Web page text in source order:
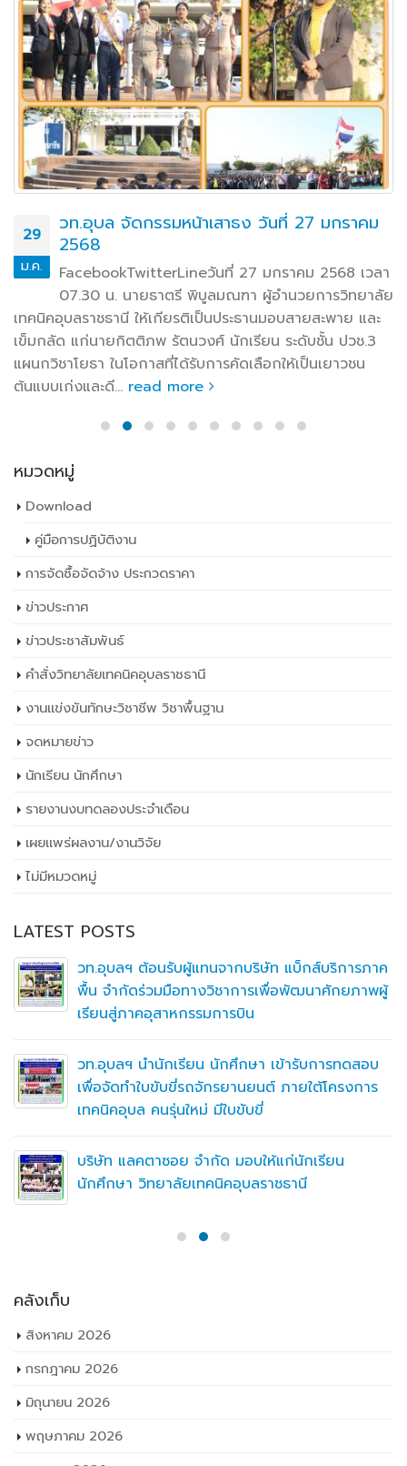
29
ม.ค.
วท.อุบล จัดกรรมหน้าเสาธง วันที่ 27 มกราคม
2568
FacebookTwitterLineวันที่ 27 มกราคม 2568 เวลา
07.30 น. นายธาตรี พิบูลมณฑา ผู้อำนวยการวิทยาลัย
เทคนิคอุบลราชธานี ให้เกียรติเป็นประธานมอบสายสะพาย และ
เข็มกลัด แก่นายกิตติภพ รัตนวงศ์ นักเรียน ระดับชั้น ปวช.3
แผนกวิชาโยธา ในโอกาสที่ได้รับการคัดเลือกให้เป็นเยาวชน
ต้นแบบเก่งและดี... read more
หมวดหมู่
Download
คู่มือการปฏิบัติงาน
การจัดซื้อจัดจ้าง ประกวดราคา
ข่าวประกาศ
ข่าวประชาสัมพันธ์
คำสั่งวิทยาลัยเทคนิคอุบลราชธานี
งานแข่งขันทักษะวิชาชีพ วิชาพื้นฐาน
จดหมายข่าว
นักเรียน นักศึกษา
รายงานงบทดลองประจำเดือน
เผยเเพร่ผลงาน/งานวิจัย
ไม่มีหมวดหมู่
LATEST POSTS
วท.อุบลฯ ต้อนรับผู้แทนจากบริษัท แบ็กส์บริการภาค
พื้น จำกัดร่วมมือทางวิชาการเพื่อพัฒนาศักยภาพผู้
เรียนสู่ภาคอุสาหกรรมการบิน
วท.อุบลฯ นำนักเรียน นักศึกษา เข้ารับการทดสอบ
เพื่อจัดทำใบขับขี่รถจักรยานยนต์ ภายใต้โครงการ
เทคนิคอุบล คนรุ่นใหม่ มีใบขับขี่
บริษัท แลคตาซอย จำกัด มอบให้แก่นักเรียน
นักศึกษา วิทยาลัยเทคนิคอุบลราชธานี
คลังเก็บ
สิงหาคม 2026
กรกฎาคม 2026
มิถุนายน 2026
พฤษภาคม 2026